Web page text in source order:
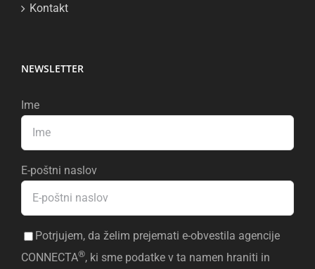
Kontakt
NEWSLETTER
Ime
E-poštni naslov
Potrjujem, da želim prejemati e-obvestila agencije
CONNECTA®, ki sme podatke v ta namen hraniti in